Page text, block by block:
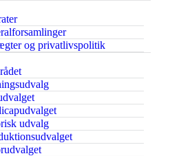
og privatlivspolitik
udvalg